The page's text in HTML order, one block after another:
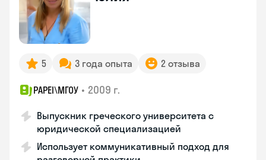
5 3 года опыта 2 отзыва
PAPEI\MГОУ • 2009 г.
Выпускник греческого университета с
юридической специализацией
Использует коммуникативный подход для